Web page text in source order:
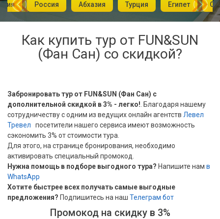
Россия Абхазия Турция Египет
Как купить тур от FUN&SUN
(Фан Сан) со скидкой?
Забронировать тур от FUN&SUN (Фан Сан) с
дополнительной скидкой в 3% - легко! . Благодаря нашему
сотрудничеству с одним из ведущих онлайн агентств Левел
Тревел
посетители нашего сервиса имеют возможность
сэкономить 3% от стоимости тура.
Для этого, на странице бронирования, необходимо
активировать специальный промокод.
Нужна помощь в подборе выгодного тура? Напишите нам в
WhatsApp
Хотите быстрее всех получать самые выгодные
предложения? Подпишитесь на наш Телеграм бот
Промокод на скидку в 3%
ОАЭ
Бали
Хайнань
Северный Гоа
Южный Гоа
Занзибар